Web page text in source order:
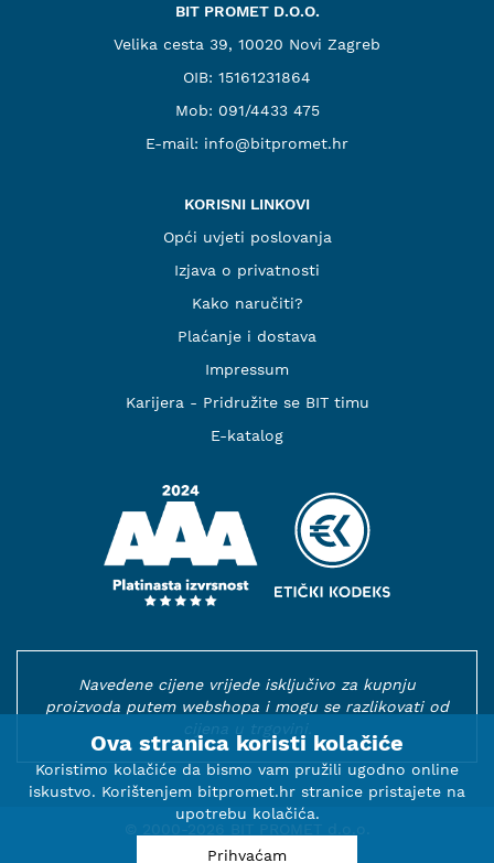
BIT PROMET D.O.O.
Velika cesta 39, 10020 Novi Zagreb
OIB: 15161231864
Mob: 091/4433 475
E-mail: info@bitpromet.hr
KORISNI LINKOVI
Opći uvjeti poslovanja
Izjava o privatnosti
Kako naručiti?
Plaćanje i dostava
Impressum
Karijera - Pridružite se BIT timu
E-katalog
Navedene cijene vrijede isključivo za kupnju
proizvoda putem webshopa i mogu se razlikovati od
© 2000-2026 BIT PROMET d.o.o.
Ova stranica koristi kolačiće
Koristimo kolačiće da bismo vam pružili ugodno online
iskustvo. Korištenjem bitpromet.hr stranice pristajete na
upotrebu kolačića.
Prihvaćam